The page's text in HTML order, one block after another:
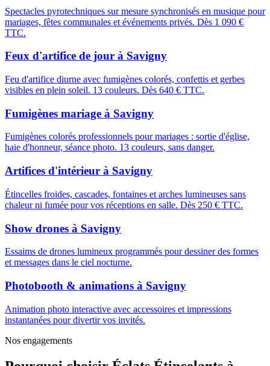
Spectacles pyrotechniques sur mesure synchronisés en musique pour
mariages, fêtes communales et événements privés. Dès 1 090 €
TTC.
Feux d'artifice de jour à Savigny
Feu d'artifice diurne avec fumigènes colorés, confettis et gerbes
visibles en plein soleil. 13 couleurs. Dès 640 € TTC.
Fumigènes mariage à Savigny
Fumigènes colorés professionnels pour mariages : sortie d'église,
haie d'honneur, séance photo. 13 couleurs, sans danger.
Artifices d'intérieur à Savigny
Étincelles froides, cascades, fontaines et arches lumineuses sans
chaleur ni fumée pour vos réceptions en salle. Dès 250 € TTC.
Show drones à Savigny
Essaims de drones lumineux programmés pour dessiner des formes
et messages dans le ciel nocturne.
Photobooth & animations à Savigny
Animation photo interactive avec accessoires et impressions
instantanées pour divertir vos invités.
Nos engagements